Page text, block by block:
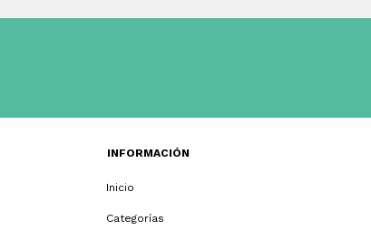
INFORMACIÓN
Inicio
Categorías